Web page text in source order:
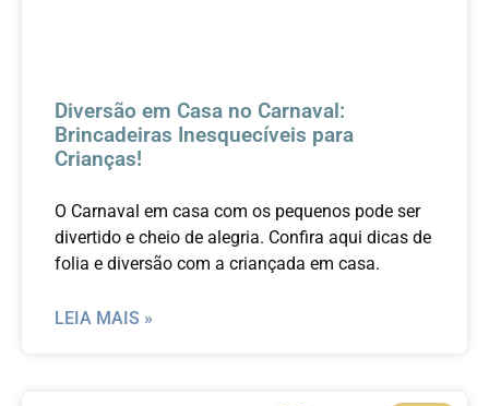
Diversão em Casa no Carnaval:
Brincadeiras Inesquecíveis para
Crianças!
O Carnaval em casa com os pequenos pode ser
divertido e cheio de alegria. Confira aqui dicas de
folia e diversão com a criançada em casa.
LEIA MAIS »